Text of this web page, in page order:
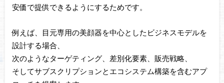
安価で提供できるようにするためです。
例えば、目元専用の美顔器を中心としたビジネスモデルを
設計する場合、
次のようなターゲティング、差別化要素、販売戦略、
そしてサブスクリプションとエコシステム構築を含むアプ